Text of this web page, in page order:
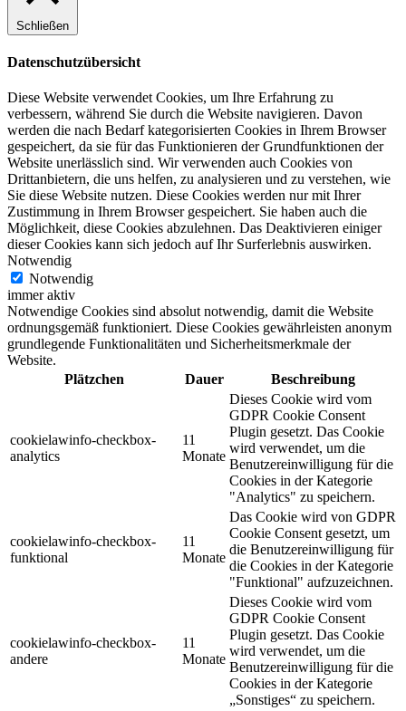
Schließen
Datenschutzübersicht
Diese Website verwendet Cookies, um Ihre Erfahrung zu
verbessern, während Sie durch die Website navigieren. Davon
werden die nach Bedarf kategorisierten Cookies in Ihrem Browser
gespeichert, da sie für das Funktionieren der Grundfunktionen der
Website unerlässlich sind. Wir verwenden auch Cookies von
Drittanbietern, die uns helfen, zu analysieren und zu verstehen, wie
Sie diese Website nutzen. Diese Cookies werden nur mit Ihrer
Zustimmung in Ihrem Browser gespeichert. Sie haben auch die
Möglichkeit, diese Cookies abzulehnen. Das Deaktivieren einiger
dieser Cookies kann sich jedoch auf Ihr Surferlebnis auswirken.
Notwendig
Notwendig
immer aktiv
Notwendige Cookies sind absolut notwendig, damit die Website
ordnungsgemäß funktioniert. Diese Cookies gewährleisten anonym
grundlegende Funktionalitäten und Sicherheitsmerkmale der
Website.
Plätzchen
Dauer Beschreibung
cookielawinfo-checkbox-
analytics
11
Monate
Dieses Cookie wird vom
GDPR Cookie Consent
Plugin gesetzt. Das Cookie
wird verwendet, um die
Benutzereinwilligung für die
Cookies in der Kategorie
"Analytics" zu speichern.
cookielawinfo-checkbox-
funktional
11
Monate
Das Cookie wird von GDPR
Cookie Consent gesetzt, um
die Benutzereinwilligung für
die Cookies in der Kategorie
"Funktional" aufzuzeichnen.
cookielawinfo-checkbox-
andere
11
Monate
Dieses Cookie wird vom
GDPR Cookie Consent
Plugin gesetzt. Das Cookie
wird verwendet, um die
Benutzereinwilligung für die
Cookies in der Kategorie
„Sonstiges“ zu speichern.